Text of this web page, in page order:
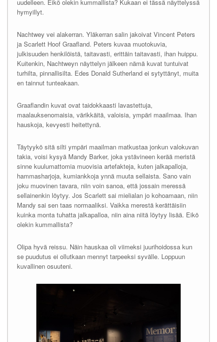
uudelleen. Eikö olekin kummallista? Kukaan ei tässä näyttelyssä
hymyillyt.
Nachtwey vei alakerran. Yläkerran salin jakoivat Vincent Peters
ja Scarlett Hoof Graafland. Peters kuvaa muotokuvia,
julkisuuden henkilöistä, taitavasti, erittäin taitavasti, ihan huippu.
Kuitenkin, Nachtweyn näyttelyn jälkeen nämä kuvat tuntuivat
turhilta, pinnallisilta. Edes Donald Sutherland ei sytyttänyt, muita
en tainnut tunteakaan.
Graaflandin kuvat ovat taidokkaasti lavastettuja,
maalauksenomaisia, värikkäitä, valoisia, ympäri maailmaa. Ihan
hauskoja, kevyesti heitettynä.
Täytyykö sitä silti ympäri maailman matkustaa jonkun valokuvan
takia, voisi kysyä Mandy Barker, joka ystävineen kerää meristä
sinne kuulumattomia muovisia artefakteja, kuten jalkapalloja,
hammasharjoja, kumiankkoja ynnä muuta sellaista. Sano vain
joku muovinen tavara, niin voin sanoa, että jossain meressä
sellainenkin löytyy. Jos Scarlett sai mielialan jo kohoamaan, niin
Mandy sai sen taas normaaliksi. Vaikka merestä kerättäisiin
kuinka monta tuhatta jalkapalloa, niin aina niitä löytyy lisää. Eikö
olekin kummallista?
Olipa hyvä reissu. Näin hauskaa oli viimeksi juurihoidossa kun
se puudutus ei ollutkaan mennyt tarpeeksi syvälle. Loppuun
kuvallinen osuuteni.